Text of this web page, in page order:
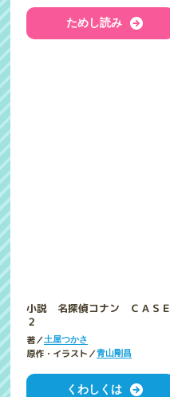
ためし読み
小説 名探偵コナン ＣＡＳＥ
２
著／土屋つかさ
原作・イラスト／青山剛昌
くわしくは